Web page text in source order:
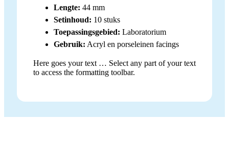
Lengte: 44 mm
Setinhoud: 10 stuks
Toepassingsgebied: Laboratorium
Gebruik: Acryl en porseleinen facings
Here goes your text … Select any part of your text
to access the formatting toolbar.